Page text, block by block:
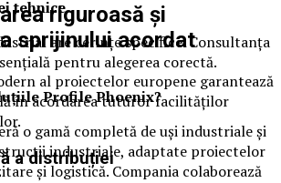
tehnice
are cerințe specifice. Consultanța
pentru alegerea corectă.
Profile Phoenix?
o gamă completă de uși industriale și
industriale, adaptate proiectelor
și logistică. Compania colaborează
riguroasă și
sprijinului acordat
al proiectelor europene garantează
în acordarea tuturor facilităților
a distribuției